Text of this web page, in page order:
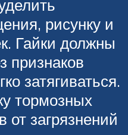
рисунку и
Гайки должны
признаков
затягиваться.
тормозных
от загрязнений